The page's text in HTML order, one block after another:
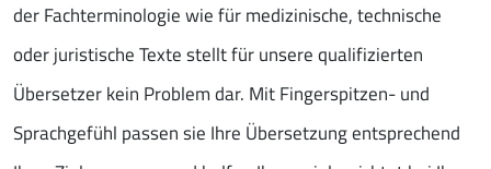
der Fachterminologie wie für medizinische, technische
oder juristische Texte stellt für unsere qualifizierten
Übersetzer kein Problem dar. Mit Fingerspitzen- und
Sprachgefühl passen sie Ihre Übersetzung entsprechend